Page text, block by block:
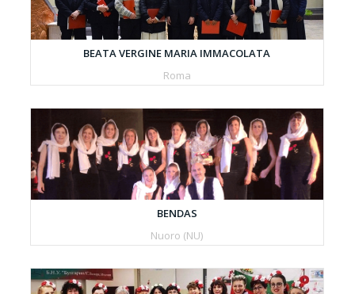
BEATA VERGINE MARIA IMMACOLATA
Roma
BENDAS
Nuoro (NU)